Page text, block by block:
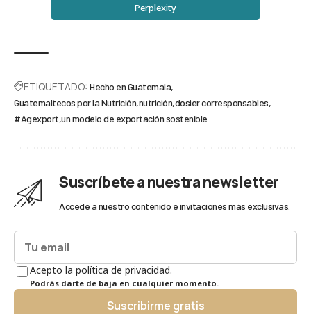
Perplexity
ETIQUETADO: Hecho en Guatemala
Guatemaltecos por la Nutrición nutrición dosier corresponsables
#Agexport un modelo de exportación sostenible
Suscríbete a nuestra newsletter
Accede a nuestro contenido e invitaciones más exclusivas.
Acepto la política de privacidad.
Podrás darte de baja en cualquier momento.
Suscribirme gratis